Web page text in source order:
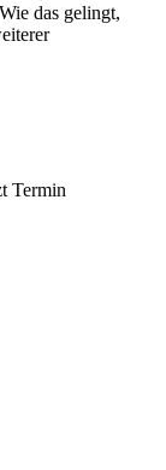
das gelingt,
Termin